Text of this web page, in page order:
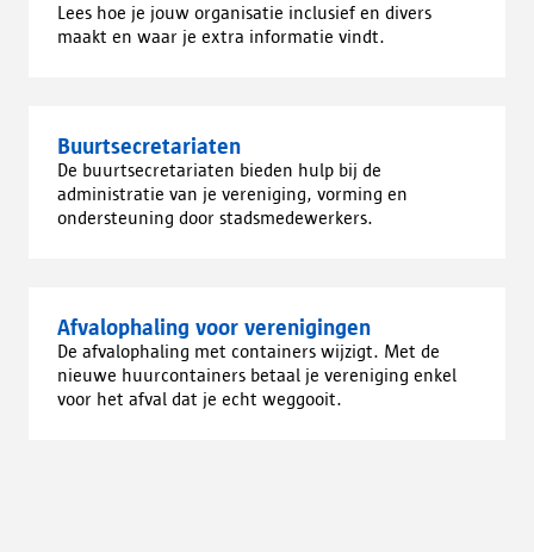
Lees hoe je jouw organisatie inclusief en divers
maakt en waar je extra informatie vindt.
Buurtsecretariaten
De buurtsecretariaten bieden hulp bij de
administratie van je vereniging, vorming en
ondersteuning door stadsmedewerkers.
Afvalophaling voor verenigingen
De afvalophaling met containers wijzigt. Met de
nieuwe huurcontainers betaal je vereniging enkel
voor het afval dat je echt weggooit.